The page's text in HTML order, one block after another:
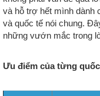
và hỗ trợ hết mình dành
và quốc tế nói chung.
những vướn mắc trong
Ưu điểm của từng